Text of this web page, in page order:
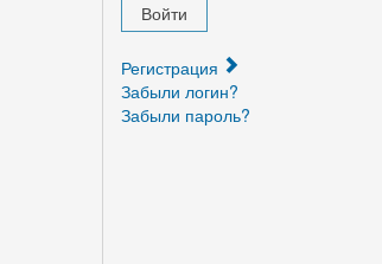
Войти
Регистрация
Забыли логин?
Забыли пароль?